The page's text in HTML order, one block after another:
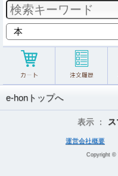
e-honトップへ
表示 ：
運営会社概要
Copyright ©